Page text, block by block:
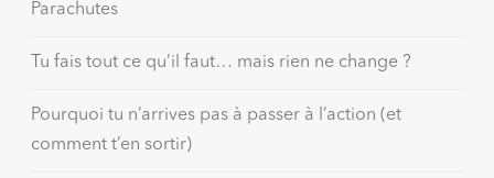
Parachutes
Tu fais tout ce qu’il faut… mais rien ne change ?
Pourquoi tu n’arrives pas à passer à l’action (et
comment t’en sortir)